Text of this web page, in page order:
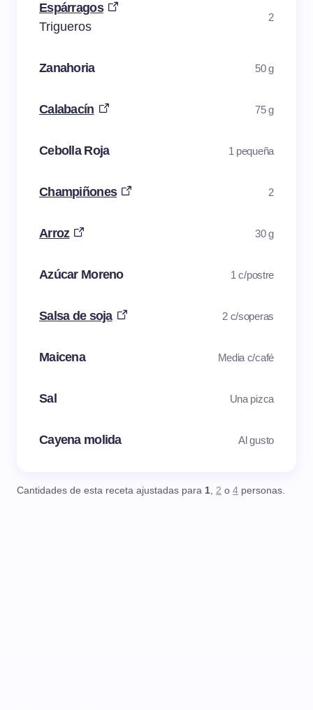
Espárragos
Trigueros
2
Zanahoria 50 g
Calabacín 75 g
Cebolla Roja 1 pequeña
Champiñones 2
Arroz 30 g
Azúcar Moreno 1 c/postre
Salsa de soja 2 c/soperas
Maicena Media c/café
Sal Una pizca
Cayena molida Al gusto
Cantidades de esta receta ajustadas para 1, 2 o 4 personas.